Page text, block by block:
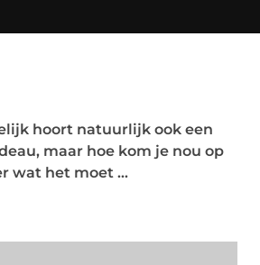
hoort natuurlijk ook een
maar hoe kom je nou op
wat het moet ...